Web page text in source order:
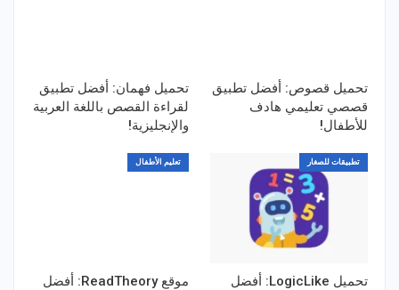
تحميل قصوص: أفضل تطبيق
قصصي تعليمي هادف
للأطفال!
تحميل فهمان: أفضل تطبيق
لقراءة القصص باللغة العربية
والإنجليزية!
تطبيقات للصغار
تحميل LogicLike: أفضل
تعليم الأطفال
موقع ReadTheory: أفضل